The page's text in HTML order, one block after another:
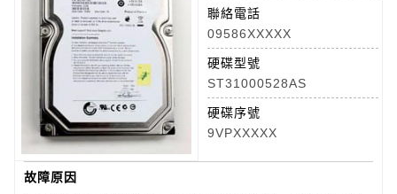
聯絡電話
09586XXXXX
硬碟型號
ST31000528AS
硬碟序號
9VPXXXXX
故障原因